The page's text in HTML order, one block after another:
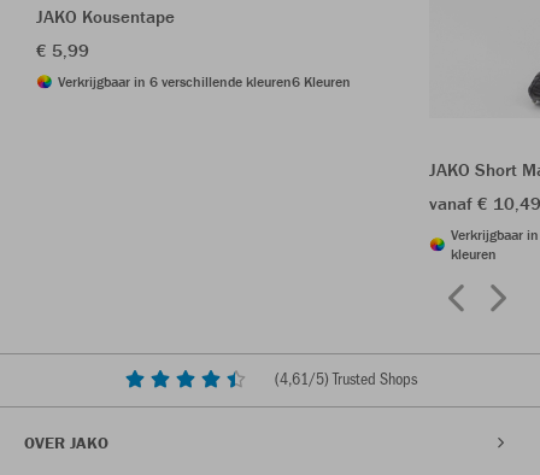
JAKO Kousentape
€ 5,99
Verkrijgbaar in 6 verschillende kleuren6 Kleuren
JAKO Short
vanaf €
Verkrijgbaar
kleuren
(4,61/5) Trusted Shops
OVER JAKO